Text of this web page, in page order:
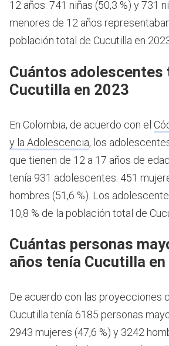
12 años: 741 niñas (50,3 %) y 731
menores de 12 años
población total de Cucutilla en
Cuántos adolescentes
Cucutilla en 2023
En Colombia, de acuerdo con el
y la Adolescencia, los
que tienen de 12 a 17 años de edad.
tenía 931 adolescentes: 451
hombres (51,6 %). Los
10,8 % de la población total de
Cuántas personas
años tenía Cucutilla
De acuerdo con las proyecciones
Cucutilla tenía 6185 personas
2943 mujeres (47,6 %) y 3242